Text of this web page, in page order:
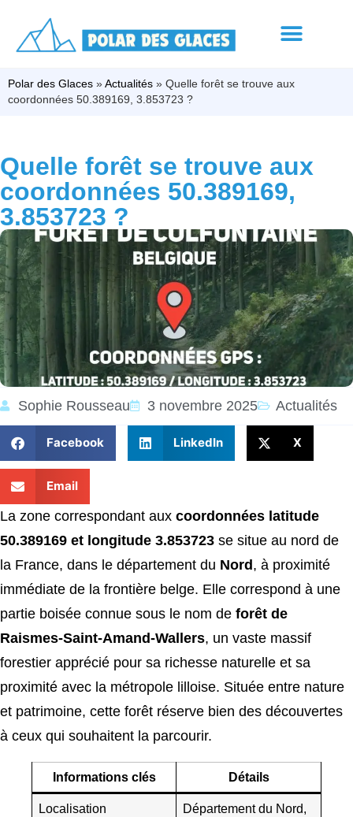
Polar des Glaces » Actualités » Quelle forêt se trouve aux
coordonnées 50.389169, 3.853723 ?
Quelle forêt se trouve aux
coordonnées 50.389169,
3.853723 ?
Sophie Rousseau 3 novembre 2025 Actualités
Facebook LinkedIn X
Email
La zone correspondant aux coordonnées latitude
50.389169 et longitude 3.853723 se situe au nord de
la France, dans le département du Nord, à proximité
immédiate de la frontière belge. Elle correspond à une
partie boisée connue sous le nom de forêt de
Raismes-Saint-Amand-Wallers, un vaste massif
forestier apprécié pour sa richesse naturelle et sa
proximité avec la métropole lilloise. Située entre nature
et patrimoine, cette forêt réserve bien des découvertes
à ceux qui souhaitent la parcourir.
Informations clés Détails
Localisation
Département du Nord,